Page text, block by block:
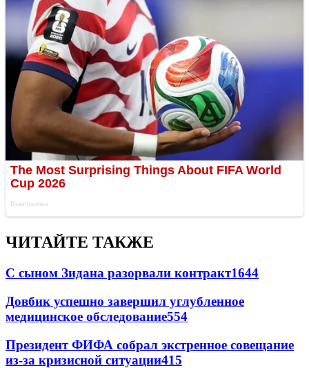
ЧИТАЙТЕ ТАКЖЕ
С сыном Зидана разорвали контракт1644
Довбик успешно завершил углубленное
медицинское обследование554
Президент ФИФА собрал экстренное совещание
из-за кризисной ситуации415